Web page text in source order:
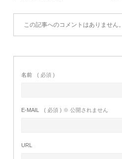
この記事へのコメントはありません。
名前 ( 必須 )
E-MAIL ( 必須 ) ※ 公開されません
URL